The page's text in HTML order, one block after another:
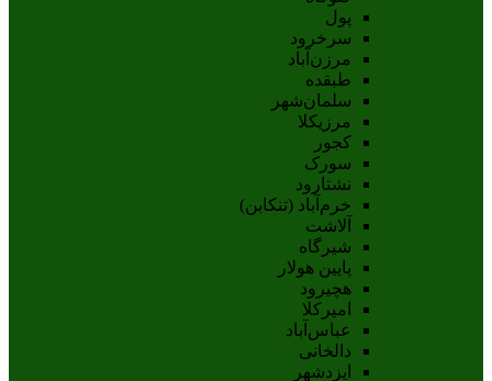
پول
سرخرود
مرزن‌آباد
طبقده
سلمان‌شهر
مرزیکلا
کجور
سورک
نشتارود
خرم‌آباد (تنکابن)
آلاشت
شیرگاه
پایین هولار
هچیرود
امیرکلا
عباس‌آباد
دالخانی
ایزدشهر